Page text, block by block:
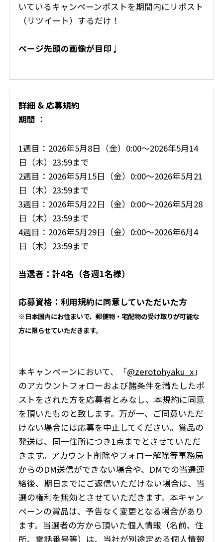
いているキャンペーンポストを期間内にリポスト
（リツイート）するだけ！
ページ先頭の画像が目印♩
詳細 & 応募規約
期間 ：
1週目：2026年5月8日（金）0:00〜2026年5月14
日（木）23:59まで
2週目：2026年5月15日（金）0:00〜2026年5月21
日（木）23:59まで
3週目：2026年5月22日（金）0:00〜2026年5月28
日（木）23:59まで
4週目：2026年5月29日（金）0:00〜2026年6月4
日（木）23:59まで
当選者：計4名（各週1名様）
応募資格：利用規約に同意していただいた方
※日本国内にお住まいで、郵便物・宅配物の受け取りが可能な
方に限らせていただきます。
本キャンペーンにおいて、「@zerotohyaku_x」
のアカウントフォローおよび諸条件を満たしたポ
ストをされた方を応募者とみなし、本規約に同意
を頂いたものと致します。万が一、ご同意いただ
けない場合には応募を中止してください。賞品の
発送は、同一住所につき1点までとさせていただ
きます。アカウント削除やフォロー解除等事務局
からのDM送信ができない場合や、DMでの当選連
絡後、期日までにご返信いただけない場合は、当
選の権利を無効とさせていただきます。本キャン
ペーンの賞品は、予告なく変更となる場合があり
ます。当選者の方から頂いた個人情報（名前、住
所、電話番号等）は、当社が別途定める個人情報